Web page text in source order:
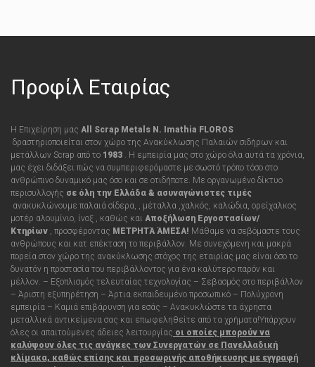
Προφίλ Εταιρίας
Η Επιχείρηση μας All Scrap Metals N. Imathia FLOROS
δραστηριοποιείται στον χώρο της Ανακύκλωσης Παλαιών σιδήρων και
μετάλλων Scrap από τo 1983 . Η εμπειρία μας στο χώρο όλα αυτά τα χρόνια,
μας έχει διδάξει πώς να συμπεριφερόμαστε με σωστό τρόπο τόσο στο
ανθρώπινο δυναμικό μας όσο και σε οτιδήποτε Με οργανωμένο δίκτυο
περισυλλογής σε όλη την Ελλάδα & ασυναγώνιστες τιμές
ανακυκλώνουμε παλαιά σίδερα, , μέταλλα ,χαλκός, καλώδια, ορείχαλκος
μοτέρ αλουμίνιο, ίνοξ , καθώς και Αποξήλωση Εργοστασίων/
Κτηρίων
προσφέροντας ΜΕΤΡΗΤΆ ΆΜΕΣΑ! Μάθαμε να σεβόμαστε τους
ανθρώπους και κατ επέκταση το περιβάλλον. Με συνεχόμενη και μακρά
πορεία στον χώρο της ανακύκλωσης στόχος της εταιρίας μας είναι όσο το
δυνατόν η προστασία του περιβάλλοντος για ένα καλύτερο παρόν και
μέλλον. – Εξοπλισμός τελευταίας τεχνολογίας – Σεβασμός στο περιβάλλον
– Άριστη εξυπηρέτηση – Άρτια εκπαιδευμένο προσωπικό – Πολύχρονη
εμπειρία – Καμιά επιβάρυνση για εσάς – Ανακυκλώστε τα άχρηστα
μεταλλικά αντικείμενα σας και επωφεληθείτε από τα χρήματα!Υπάρχουν
όλες οι απαιτούμενες άδειες λειτουργίας οι οποίες μπορούν να
καλύψουν όλες τις ανάγκες των Συνεργατών σε Πανελλαδική
κλίμακα, καθώς επίσης και προσωρινής αποθήκευσης με εγγραφή